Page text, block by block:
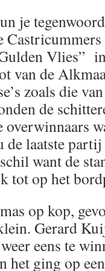
je
Vlies”
van de
zoals die
de
de laatste
want de
tot op het
op kop,
Gerard
eens te
het ging op